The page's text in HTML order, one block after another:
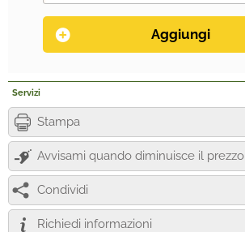
Servizi
Stampa
Avvisami quando diminuisce il prezzo
Condividi
Richiedi informazioni